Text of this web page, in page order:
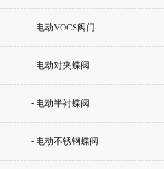
- 电动VOCS阀门
- 电动对夹蝶阀
- 电动半衬蝶阀
- 电动不锈钢蝶阀